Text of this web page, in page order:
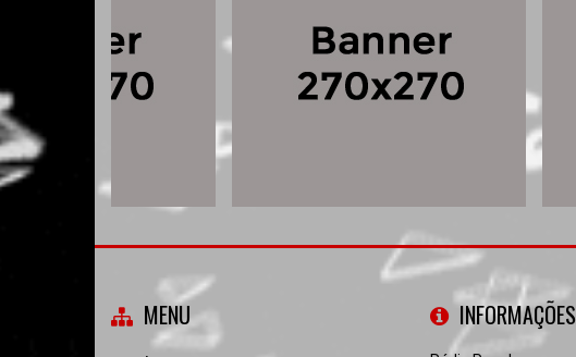
MENU INFORMAÇÕES